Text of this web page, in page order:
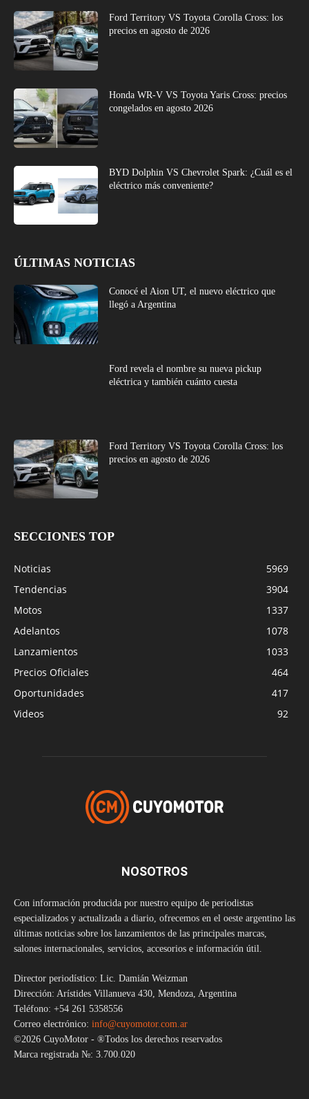
Ford Territory VS Toyota Corolla Cross: los
precios en agosto de 2026
Honda WR-V VS Toyota Yaris Cross: precios
congelados en agosto 2026
BYD Dolphin VS Chevrolet Spark: ¿Cuál es el
eléctrico más conveniente?
ÚLTIMAS NOTICIAS
Conocé el Aion UT, el nuevo eléctrico que
llegó a Argentina
Ford revela el nombre su nueva pickup
eléctrica y también cuánto cuesta
Ford Territory VS Toyota Corolla Cross: los
precios en agosto de 2026
SECCIONES TOP
Noticias
5969
Tendencias
3904
Motos
1337
Adelantos
1078
Lanzamientos
1033
Precios Oficiales
464
Oportunidades
417
Videos
92
NOSOTROS
Con información producida por nuestro equipo de periodistas
especializados y actualizada a diario, ofrecemos en el oeste argentino las
últimas noticias sobre los lanzamientos de las principales marcas,
salones internacionales, servicios, accesorios e información útil.
Director periodístico: Lic. Damián Weizman
Dirección: Arístides Villanueva 430, Mendoza, Argentina
Teléfono: +54 261 5358556
Correo electrónico: info@cuyomotor.com.ar
©2026 CuyoMotor - ®Todos los derechos reservados
Marca registrada №: 3.700.020